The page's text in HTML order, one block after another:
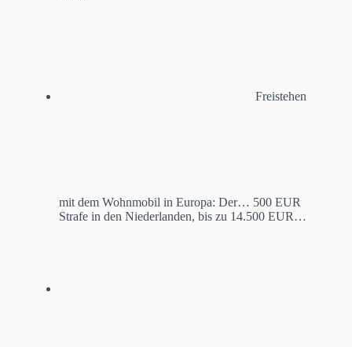
Freistehen
mit dem Wohnmobil in Europa: Der… 500 EUR
Strafe in den Niederlanden, bis zu 14.500 EUR…